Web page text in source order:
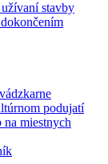
stavby
podujatí
na miestnych